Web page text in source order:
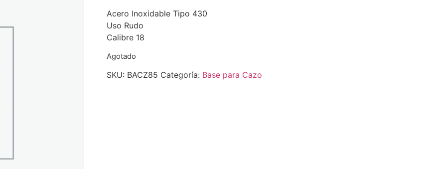
Acero Inoxidable Tipo 430
Uso Rudo
Calibre 18
Agotado
SKU: BACZ85 Categoría: Base para Cazo